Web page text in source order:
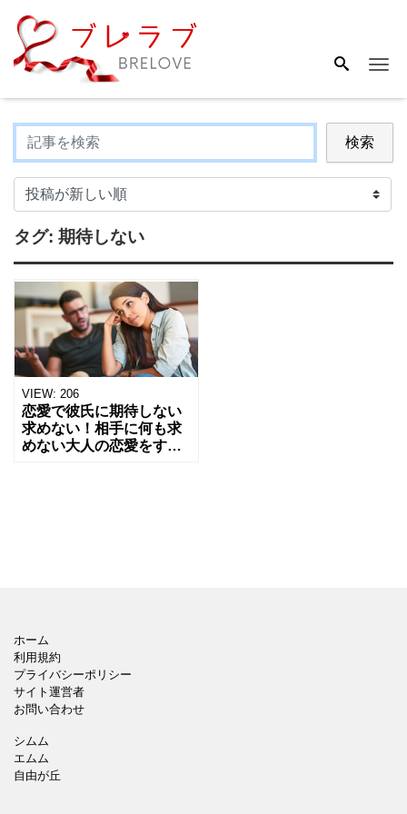
検索
タグ: 期待しない
VIEW: 206
恋愛で彼氏に期待しない
求めない！相手に何も求
めない大人の恋愛をする
ホーム
利用規約
プライバシーポリシー
サイト運営者
お問い合わせ
シムム
エムム
自由が丘